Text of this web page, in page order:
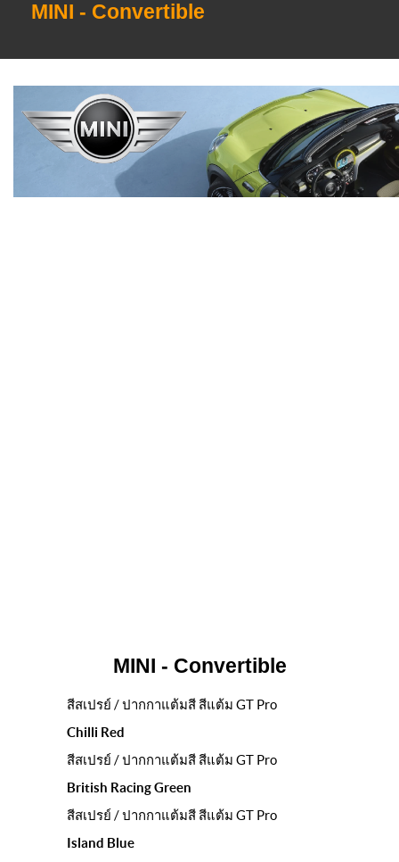
MINI - Convertible
MINI - Convertible
สีสเปรย์ / ปากกาแต้มสี สีแต้ม GT Pro
Chilli Red
สีสเปรย์ / ปากกาแต้มสี สีแต้ม GT Pro
British Racing Green
สีสเปรย์ / ปากกาแต้มสี สีแต้ม GT Pro
Island Blue